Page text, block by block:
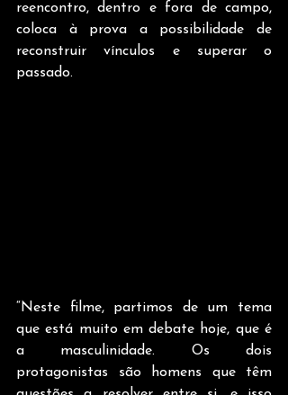
reencontro, dentro e fora de campo,
coloca à prova a possibilidade de
reconstruir vínculos e superar o
passado.
“Neste filme, partimos de um tema
que está muito em debate hoje, que é
a masculinidade. Os dois
protagonistas são homens que têm